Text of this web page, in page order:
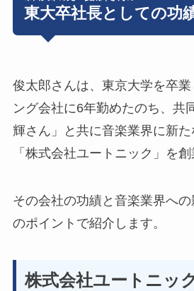
東大卒社長としての功
俊太郎さんは、東京大学を卒
ング会社に6年勤めたのち、共
輝さん」と共に音楽業界に新
「株式会社ユートニック」を創
その会社の功績と音楽業界へ
のポイントで紹介します。
株式会社ユートニッ